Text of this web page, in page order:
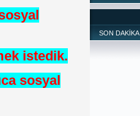
istedik.
sosyal
SON DAKİKA